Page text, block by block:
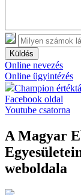
Küldés
Online nevezés
Online ügyintézés
Champion
Facebook oldal
Youtube csatorna
A Magyar
weboldala